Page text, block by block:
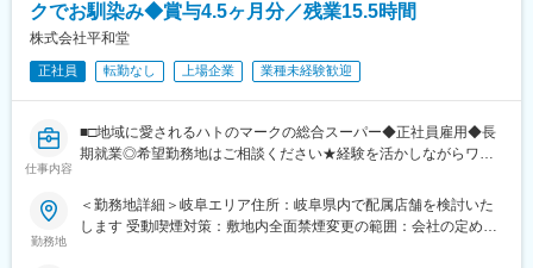
年休120日になる予定です。
◎職人志向が活きる環境 ＼頑張りが手当に反映◎／
加工技術や売場づくりのスキルを磨ける環境。研修制度・ライセ
ーーーーーーーーーーーーーーーーーー
・商品のパック詰め・盛り付け
・売場づくり（陳列・レイアウト変更・販促）
クでお馴染み◆賞与4.5ヶ月分／残業15.5時間
株式会社平和堂
正社員 転勤なし 上場企業 業種未経験歓迎
仕事内容
■□地域に愛されるハトのマークの総合スーパー◆正社員雇用◆長
期就業◎希望勤務地はご相談ください★経験を活かしながらワー
／平均勤続18.9年□■
勤務地
＜勤務地詳細＞岐阜エリア住所：岐阜県内で配属店舗を検討いた
します 受動喫煙対策：敷地内全面禁煙変更の範囲：会社の定める